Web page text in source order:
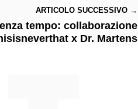
ARTICOLO SUCCESSIVO →
tempo: collaborazione
x Dr. Martens